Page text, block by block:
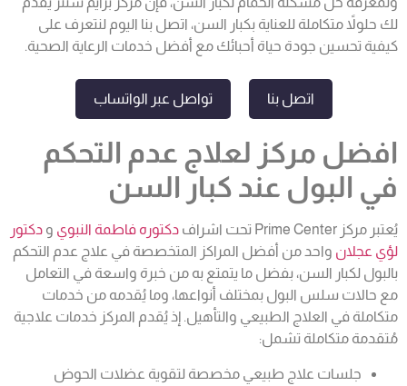
لك حلولاً متكاملة للعناية بكبار السن، اتصل بنا اليوم لنتعرف على
كيفية تحسين جودة حياة أحبائك مع أفضل خدمات الرعاية الصحية.
اتصل بنا تواصل عبر الواتساب
افضل مركز لعلاج عدم التحكم
في البول عند كبار السن
يُعتبر مركز Prime Center تحت اشراف دكتوره فاطمة النبوي و دكتور
لؤي عجلان واحد من أفضل المراكز المتخصصة في علاج عدم التحكم
بالبول لكبار السن، بفضل ما يتمتع به من خبرة واسعة في التعامل
مع حالات سلس البول بمختلف أنواعها، وما يُقدمه من خدمات
متكاملة في العلاج الطبيعي والتأهيل. إذ يُقدم المركز خدمات علاجية
مُتقدمة متكاملة تشمل:
جلسات علاج طبيعي مخصصة لتقوية عضلات الحوض